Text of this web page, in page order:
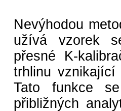
Nevýhodou
užívá vzorek
přesné K-
trhlinu
Tato funkce
přibližných